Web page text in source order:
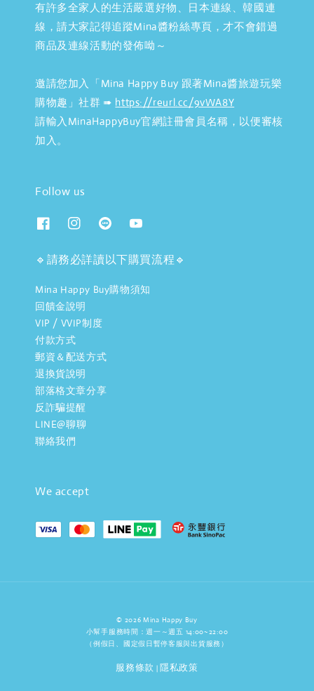
有許多全家人的生活嚴選好物、日本連線、韓國連
線，請大家記得追蹤Mina醬粉絲專頁，才不會錯過
商品及連線活動的發佈呦～
邀請您加入「Mina Happy Buy 跟著Mina醬旅遊玩樂
購物趣」社群 ➠ https://reurl.cc/9vWA8Y
請輸入MinaHappyBuy官網註冊會員名稱，以便審核
加入。
Follow us
🔹請務必詳讀以下購買流程🔹
Mina Happy Buy購物須知
回饋金說明
VIP / VVIP制度
付款方式
郵資＆配送方式
退換貨說明
部落格文章分享
反詐騙提醒
LINE@聊聊
聯絡我們
We accept
© 2026 Mina Happy Buy
小幫手服務時間：週一～週五 14:00~22:00
（例假日、國定假日暫停客服與出貨服務）
服務條款 | 隱私政策